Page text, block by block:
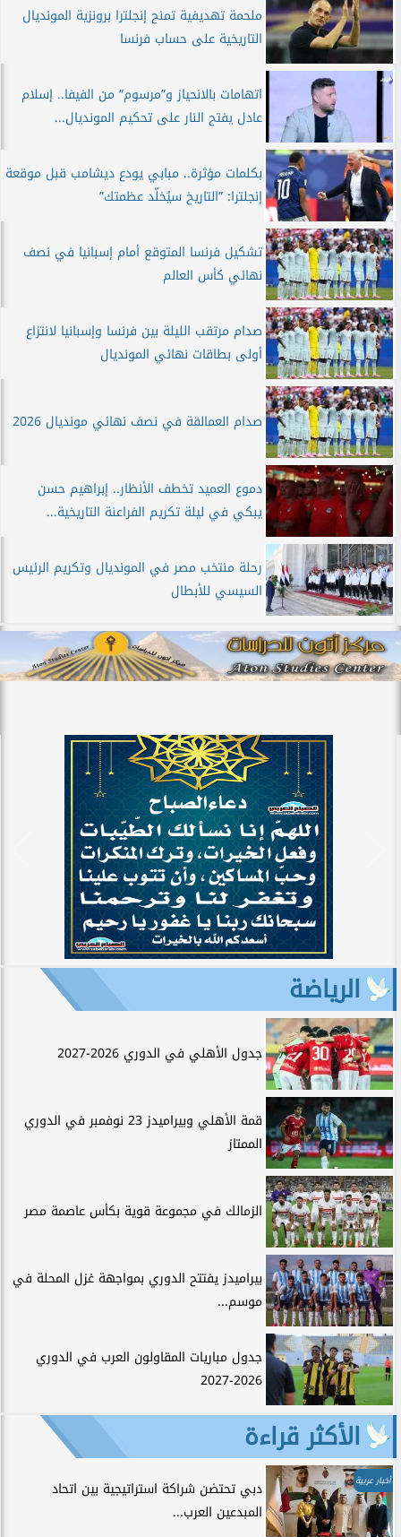
ملحمة تهديفية تمنح إنجلترا برونزية المونديال
التاريخية على حساب فرنسا
اتهامات بالانحياز و”مرسوم” من الفيفا.. إسلام
عادل يفتح النار على تحكيم المونديال...
بكلمات مؤثرة.. مبابي يودع ديشامب قبل موقعة
إنجلترا: ”التاريخ سيُخلّد عظمتك”
تشكيل فرنسا المتوقع أمام إسبانيا في نصف
نهائي كأس العالم
صدام مرتقب الليلة بين فرنسا وإسبانيا لانتزاع
أولى بطاقات نهائي المونديال
صدام العمالقة في نصف نهائي مونديال 2026
دموع العميد تخطف الأنظار.. إبراهيم حسن
يبكي في ليلة تكريم الفراعنة التاريخية...
رحلة منتخب مصر في المونديال وتكريم الرئيس
السيسي للأبطال
الرياضة
جدول الأهلي في الدوري 2026-2027
قمة الأهلي وبيراميدز 23 نوفمبر في الدوري
الممتاز
الزمالك في مجموعة قوية بكأس عاصمة مصر
بيراميدز يفتتح الدوري بمواجهة غزل المحلة في
موسم...
جدول مباريات المقاولون العرب في الدوري
2026-2027
الأكثر قراءة
أخبار عربية
دبي تحتضن شراكة استراتيجية بين اتحاد
المبدعين العرب...